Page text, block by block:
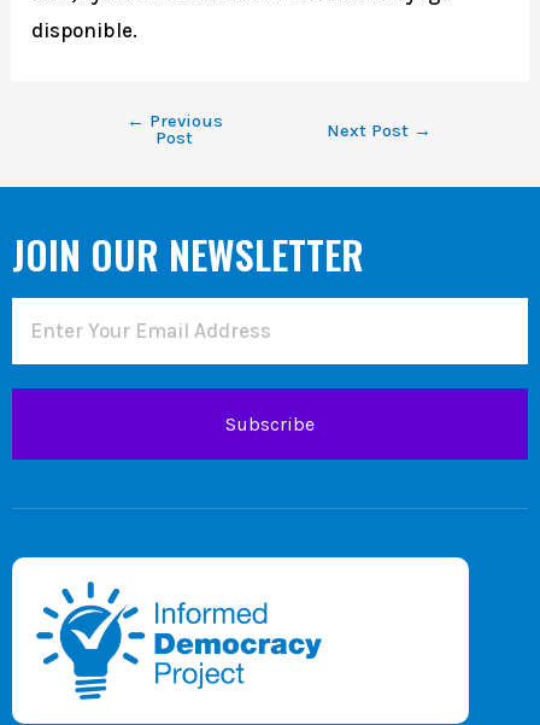
disponible.
← Previous
Post
Next Post →
JOIN OUR NEWSLETTER
Subscribe